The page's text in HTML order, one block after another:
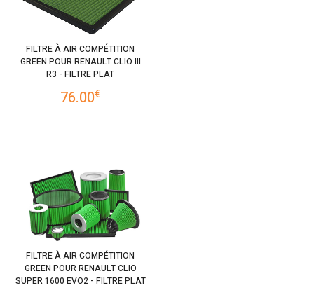
FILTRE À AIR COMPÉTITION
GREEN POUR RENAULT CLIO III
R3 - FILTRE PLAT
76.00€
FILTRE À AIR COMPÉTITION
GREEN POUR RENAULT CLIO
SUPER 1600 EVO2 - FILTRE PLAT